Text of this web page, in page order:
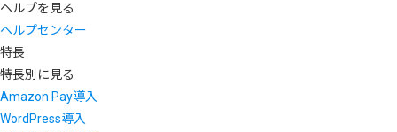
ヘルプを見る
ヘルプセンター
特長
特長別に見る
Amazon Pay導入
WordPress導入